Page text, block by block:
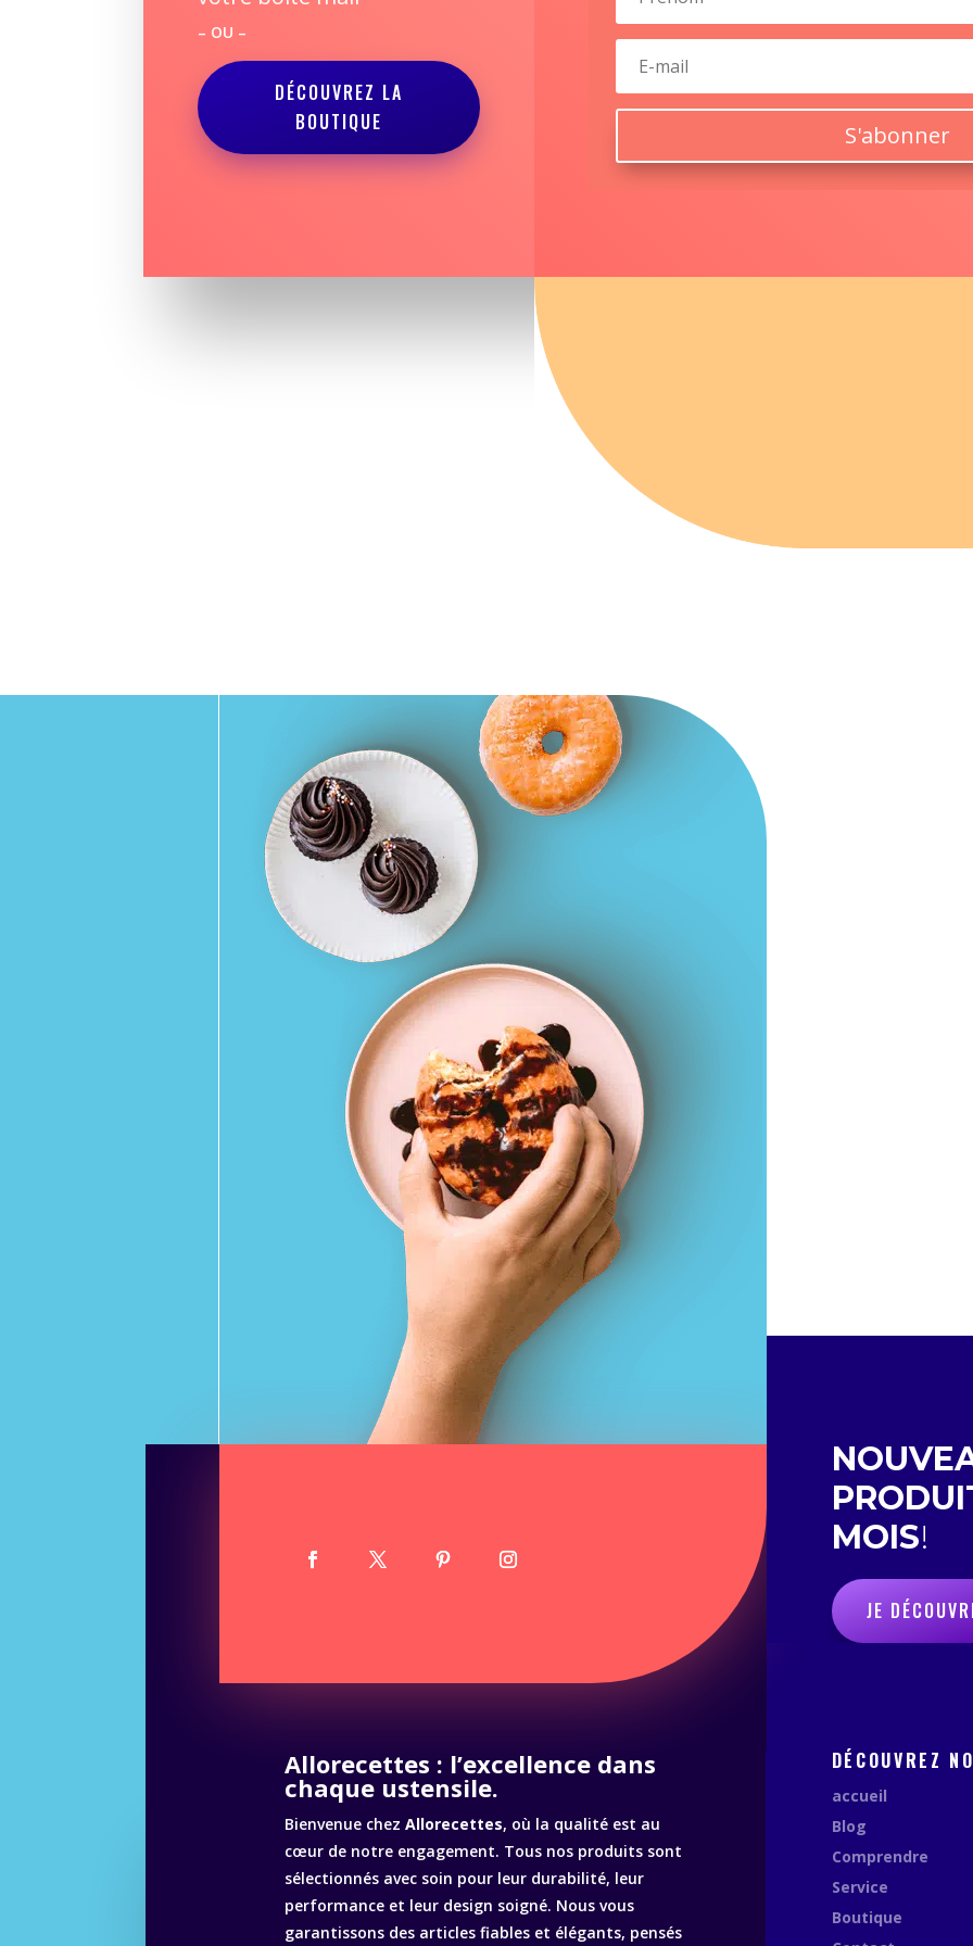
– OU –
DÉCOUVREZ LA
BOUTIQUE
S'abonner
MOIS!
JE
Allorecettes : l’excellence dans
chaque ustensile.
Bienvenue chez Allorecettes, où la qualité est au
cœur de notre engagement. Tous nos produits sont
sélectionnés avec soin pour leur durabilité, leur
performance et leur design soigné. Nous vous
garantissons des articles fiables et élégants, pensés
DÉCOUVREZ
accueil
Blog
Comprendre
Service
Boutique